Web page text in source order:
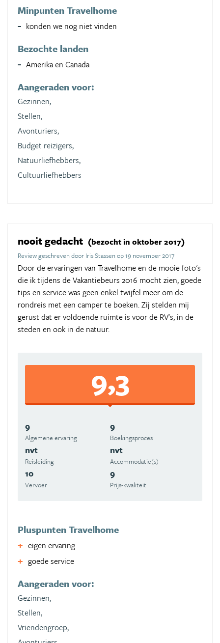
Minpunten Travelhome
konden we nog niet vinden
Bezochte landen
Amerika en Canada
Aangeraden voor:
Gezinnen,
Stellen,
Avonturiers,
Budget reizigers,
Natuurliefhebbers,
Cultuurliefhebbers
nooit gedacht (bezocht in oktober 2017)
Review geschreven door Iris Stassen op 19 november 2017
Door de ervaringen van Travelhome en de mooie foto's
die ik tijdens de Vakantiebeurs 2016 mocht zien, goede
tips en service was geen enkel twijfel meer om de
rondreis met een camper te boeken. Zij stelden mij
gerust dat er voldoende ruimte is voor de RV's, in de
steden en ook in de natuur.
9,3
9
Algemene ervaring
9
Boekingsproces
nvt
Reisleiding
nvt
Accommodatie(s)
10
Vervoer
9
Prijs-kwaliteit
Pluspunten Travelhome
eigen ervaring
goede service
Aangeraden voor:
Gezinnen,
Stellen,
Vriendengroep,